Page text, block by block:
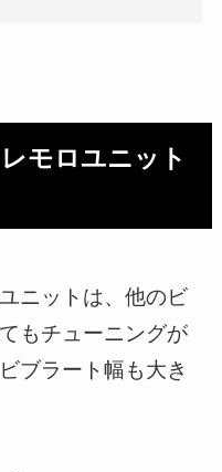
基本的な構造
引っ掛けただ
す。
が直付けされ
モロユニット
ニットは、他のビ
もチューニングが
ブラート幅も大き